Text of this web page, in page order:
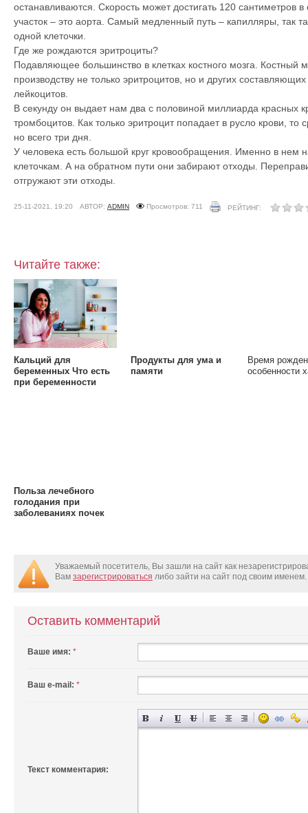
останавливаются. Скорость может достигать 120 сантиметров
участок – это аорта. Самый медленный путь – капилляры, так
одной клеточки.
Где же рождаются эритроциты?
Подавляющее большинство в клетках костного мозга. Костный
производству не только эритроцитов, но и других
лейкоцитов.
В секунду он выдает нам два с половиной миллиарда красных
тромбоцитов. Как только эритроцит попадает в русло крови, то
но всего три дня.
У человека есть большой круг кровообращения. Именно в нем
клеточкам. А на обратном пути они забирают отходы.
отгружают эти отходы.
25-11-2021, 19:20 АВТОР: ADMIN Просмотров: 711 РЕЙТИНГ:
Читайте также:
Кальций для
беременных Что есть
при беременности
Продукты для ума и
памяти
Время
особенности
Польза лечебного
голодания при
заболеваниях почек
Уважаемый посетитель, Вы зашли на сайт как
Вам зарегистрироваться либо зайти на сайт под своим именем.
Оставить комментарий
Ваше имя: *
Ваш e-mail: *
Текст комментария: